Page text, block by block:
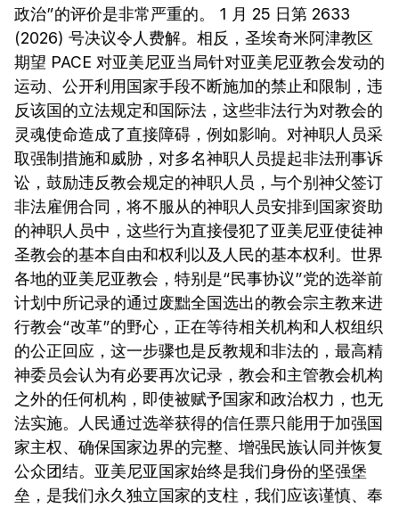
政治”的评价是非常严重的。 1 月 25 日第 2633
(2026) 号决议令人费解。相反，圣埃奇米阿津教区
期望 PACE 对亚美尼亚当局针对亚美尼亚教会发动的
运动、公开利用国家手段不断施加的禁止和限制，违
反该国的立法规定和国际法，这些非法行为对教会的
灵魂使命造成了直接障碍，例如影响。对神职人员采
取强制措施和威胁，对多名神职人员提起非法刑事诉
讼，鼓励违反教会规定的神职人员，与个别神父签订
非法雇佣合同，将不服从的神职人员安排到国家资助
的神职人员中，这些行为直接侵犯了亚美尼亚使徒神
圣教会的基本自由和权利以及人民的基本权利。世界
各地的亚美尼亚教会，特别是“民事协议”党的选举前
计划中所记录的通过废黜全国选出的教会宗主教来进
行教会“改革”的野心，正在等待相关机构和人权组织
的公正回应，这一步骤也是反教规和非法的，最高精
神委员会认为有必要再次记录，教会和主管教会机构
之外的任何机构，即使被赋予国家和政治权力，也无
法实施。人民通过选举获得的信任票只能用于加强国
家主权、确保国家边界的完整、增强民族认同并恢复
公众团结。亚美尼亚国家始终是我们身份的坚强堡
垒，是我们永久独立国家的支柱，我们应该谨慎、奉